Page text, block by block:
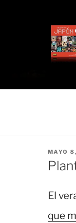
EL
MAYO
El
que